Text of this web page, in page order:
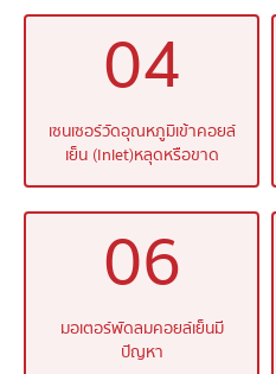
04
เซนเซอร์วัดอุณหภูมิเข้าคอยล์
เย็น (Inlet)หลุดหรือขาด
06
มอเตอร์พัดลมคอยล์เย็นมี
ปัญหา